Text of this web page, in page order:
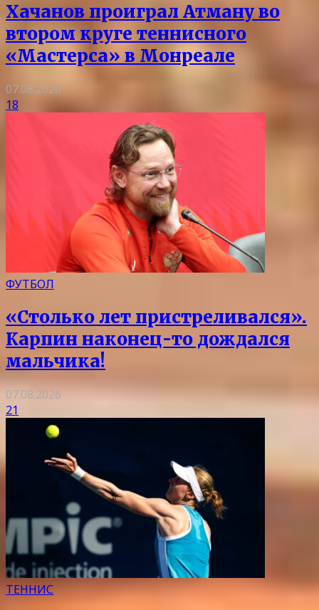
Хачанов проиграл Атману во
втором круге теннисного
«Мастерса» в Монреале
07.08.2026
18
ФУТБОЛ
«Столько лет пристреливался».
Карпин наконец-то дождался
мальчика!
07.08.2026
21
ТЕННИС